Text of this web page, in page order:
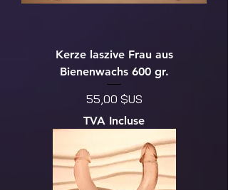
Kerze laszive Frau aus
Bienenwachs 600 gr.
Prix
55,00 $US
TVA Incluse